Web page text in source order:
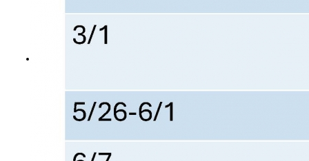
20251129 神腫及顱底聯
回上一頁
20. Overview of Pediatric
Copyright © 2017MIRACLE